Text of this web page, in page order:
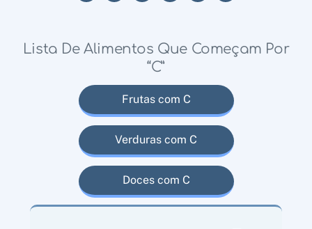
Lista De Alimentos Que Começam Por
“C”
Frutas com C
Verduras com C
Doces com C